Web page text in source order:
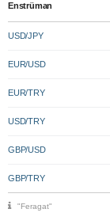
Enstrüman
USD/JPY
EUR/USD
EUR/TRY
USD/TRY
GBP/USD
GBP/TRY
"Feragat"